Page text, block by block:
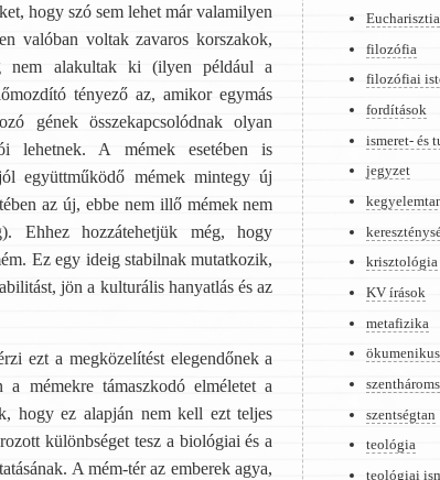
hogy szó sem lehet már valamilyen
valóban voltak zavaros korszakok,
nem alakultak ki (ilyen például a
tényező az, amikor egymás
gének összekapcsolódnak olyan
lehetnek. A mémek esetében is
együttműködő mémek mintegy új
az új, ebbe nem illő mémek nem
Ehhez hozzátehetjük még, hogy
Ez egy ideig stabilnak mutatkozik,
jön a kulturális hanyatlás és az
ezt a megközelítést elegendőnek a
a mémekre támaszkodó elméletet a
hogy ez alapján nem kell ezt teljes
különbséget tesz a biológiai és a
A mém-tér az emberek agya,
Eucharisztia
filozófia
filozófiai
fordítások
ismeret- és
jegyzet
krisztológia
KV írások
metafizika
szentségtan
teológia
teológiai